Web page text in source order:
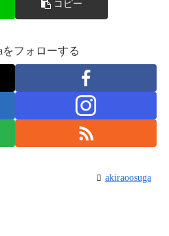
コピー
をフォローする
akiraoosuga